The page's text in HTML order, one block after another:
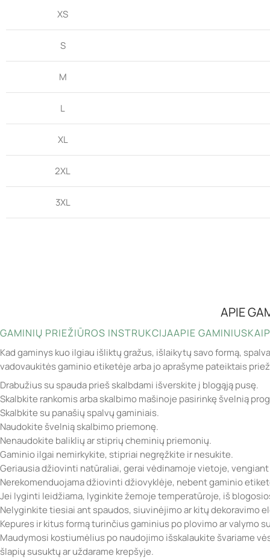
XS
S
M
L
XL
2XL
3XL
APIE
GAMINIŲ PRIEŽIŪROS INSTRUKCIJAAPIE GAMINIUS
Kad gaminys kuo ilgiau išliktų gražus, išlaikytų savo formą,
vadovaukitės gaminio etiketėje arba jo aprašyme pateiktais
Drabužius su spauda prieš skalbdami išverskite į blogąją pusę.
Skalbkite rankomis arba skalbimo mašinoje pasirinkę švelnią
Skalbkite su panašių spalvų gaminiais.
Naudokite švelnią skalbimo priemonę.
Nenaudokite baliklių ar stiprių cheminių priemonių.
Gaminio ilgai nemirkykite, stipriai negręžkite ir nesukite.
Geriausia džiovinti natūraliai, gerai vėdinamoje vietoje,
Nerekomenduojama džiovinti džiovyklėje, nebent gaminio
Jei lyginti leidžiama, lyginkite žemoje temperatūroje, iš
Nelyginkite tiesiai ant spaudos, siuvinėjimo ar kitų dekoravimo
Kepures ir kitus formą turinčius gaminius po plovimo ar valymo
Maudymosi kostiumėlius po naudojimo išskalaukite švariame
šlapių susuktų ar uždarame krepšyje.